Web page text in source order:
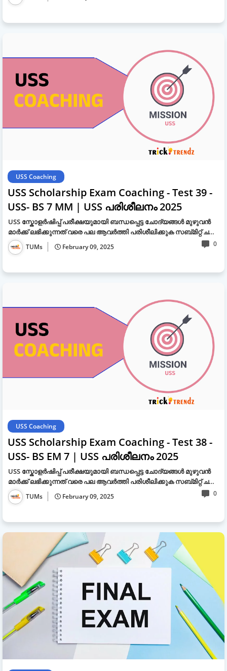
USS Coaching
USS Scholarship Exam Coaching - Test 39 -
USS- BS 7 MM | USS പരിശീലനം 2025
USS സ്കോളർഷിപ്പ് പരീക്ഷയുമായി ബന്ധപ്പെട്ട ചോദ്യങ്ങൾ മുഴുവൻ
മാർക്ക് ലഭിക്കുന്നത് വരെ പല ആവർത്തി പരിശീലിക്കുക സബ്മിറ്റ് ച…
TUMs February 09, 2025 0
USS Coaching
USS Scholarship Exam Coaching - Test 38 -
USS- BS EM 7 | USS പരിശീലനം 2025
USS സ്കോളർഷിപ്പ് പരീക്ഷയുമായി ബന്ധപ്പെട്ട ചോദ്യങ്ങൾ മുഴുവൻ
മാർക്ക് ലഭിക്കുന്നത് വരെ പല ആവർത്തി പരിശീലിക്കുക സബ്മിറ്റ് ച…
TUMs February 09, 2025 0